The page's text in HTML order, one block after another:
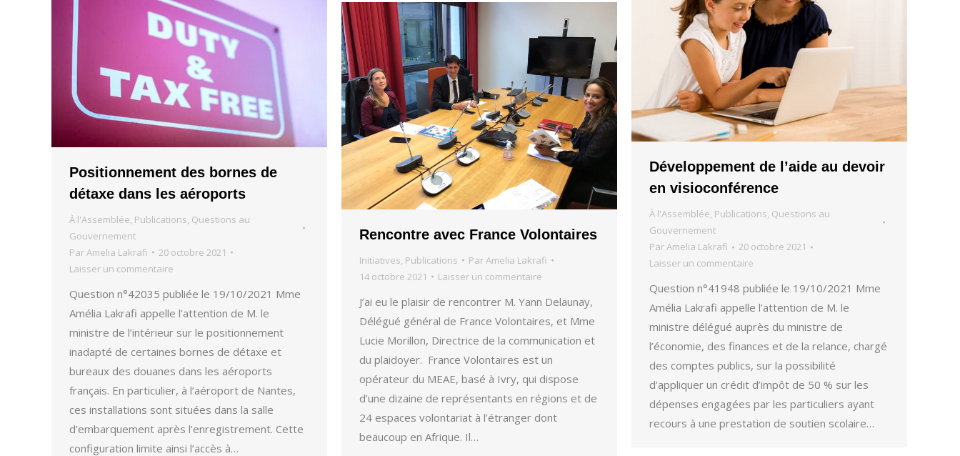
Développement de l’aide au devoir
en visioconférence
À l'Assemblée, Publications, Questions au
Gouvernement
ParAmelia Lakrafi
20 octobre 2021
Laisser un commentaire
Question n°41948 publiée le 19/10/2021 Mme
Amélia Lakrafi appelle l’attention de M. le
ministre délégué auprès du ministre de
l’économie, des finances et de la relance, chargé
des comptes publics, sur la possibilité
d’appliquer un crédit d’impôt de 50 % sur les
dépenses engagées par les particuliers ayant
recours à une prestation de soutien scolaire…
Positionnement des bornes de
détaxe dans les aéroports
À l'Assemblée, Publications, Questions au
Gouvernement
ParAmelia Lakrafi
20 octobre 2021
Laisser un commentaire
Question n°42035 publiée le 19/10/2021 Mme
Amélia Lakrafi appelle l’attention de M. le
ministre de l’intérieur sur le positionnement
inadapté de certaines bornes de détaxe et
bureaux des douanes dans les aéroports
français. En particulier, à l’aéroport de Nantes,
ces installations sont situées dans la salle
d’embarquement après l’enregistrement. Cette
configuration limite ainsi l’accès à…
Rencontre avec France Volontaires
Initiatives, Publications ParAmelia Lakrafi
14 octobre 2021
Laisser un commentaire
J’ai eu le plaisir de rencontrer M. Yann Delaunay,
Délégué général de France Volontaires, et Mme
Lucie Morillon, Directrice de la communication et
du plaidoyer. France Volontaires est un
opérateur du MEAE, basé à Ivry, qui dispose
d’une dizaine de représentants en régions et de
24 espaces volontariat à l’étranger dont
beaucoup en Afrique. Il…